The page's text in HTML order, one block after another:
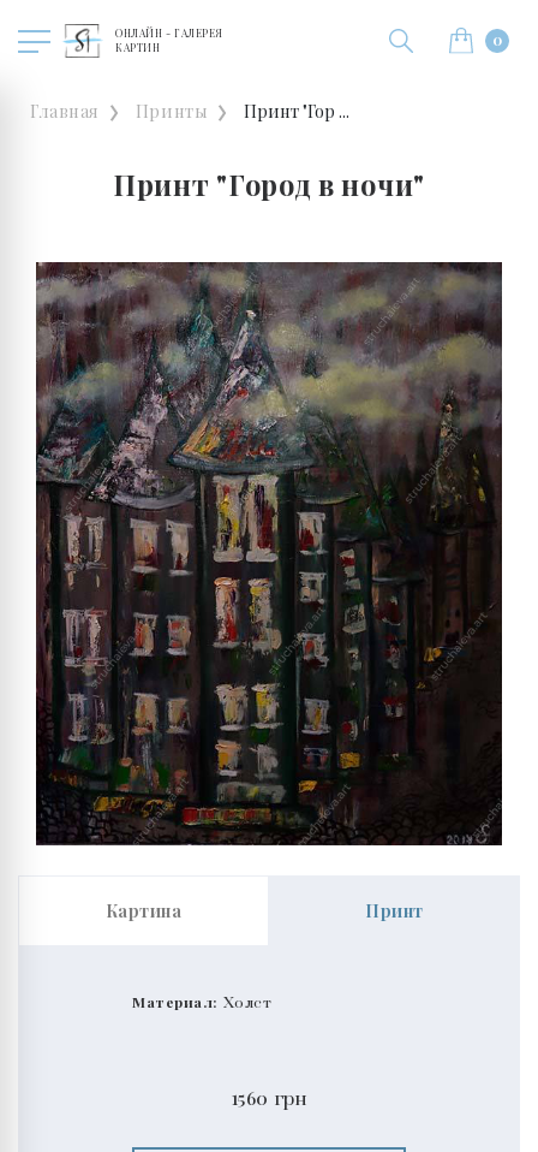
ОНЛАЙН - ГАЛЕРЕЯ
КАРТИН
0
Главная Принты Принт "Гор ...
Принт "Город в ночи"
Картина Принт
Материал: Холст
1560 грн